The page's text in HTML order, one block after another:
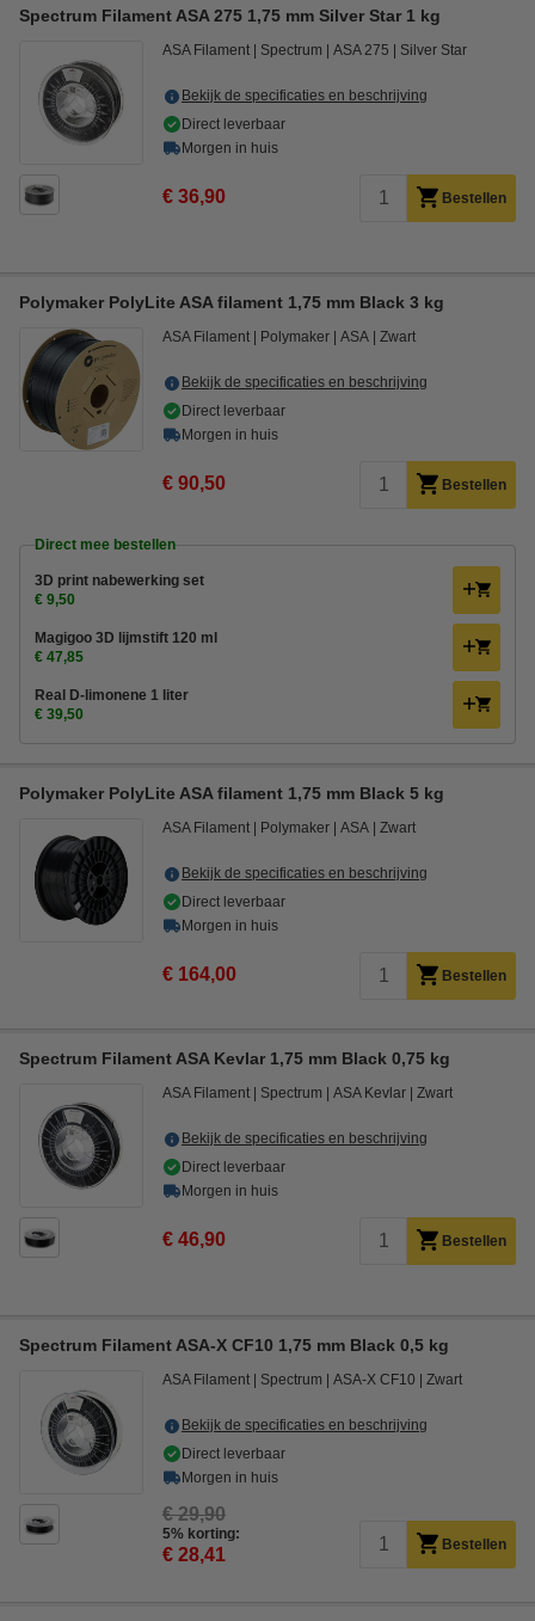
Spectrum Filament ASA 275 1,75 mm Silver Star 1 kg
ASA Filament Spectrum ASA 275 Silver Star
Bekijk de specificaties en beschrijving
Direct leverbaar
Morgen in huis
€ 36,90 Bestellen
Polymaker PolyLite ASA filament 1,75 mm Black 3 kg
ASA Filament Polymaker ASA Zwart
Bekijk de specificaties en beschrijving
Direct leverbaar
Morgen in huis
€ 90,50 Bestellen
Direct mee bestellen
3D print nabewerking set
€ 9,50
Magigoo 3D lijmstift 120 ml
€ 47,85
Real D-limonene 1 liter
€ 39,50
Polymaker PolyLite ASA filament 1,75 mm Black 5 kg
ASA Filament Polymaker ASA Zwart
Bekijk de specificaties en beschrijving
Direct leverbaar
Morgen in huis
€ 164,00 Bestellen
Spectrum Filament ASA Kevlar 1,75 mm Black 0,75 kg
ASA Filament Spectrum ASA Kevlar Zwart
Bekijk de specificaties en beschrijving
Direct leverbaar
Morgen in huis
€ 46,90 Bestellen
Spectrum Filament ASA-X CF10 1,75 mm Black 0,5 kg
ASA Filament Spectrum ASA-X CF10 Zwart
Bekijk de specificaties en beschrijving
Direct leverbaar
Morgen in huis
€ 29,90
5% korting:
€ 28,41 Bestellen